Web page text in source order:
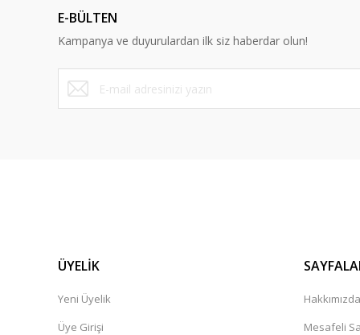
Ürün bilgilerinde hatalar bulunuyor.
Ürün fiyatı diğer sitelerden daha pahalı.
Bu ürüne benzer farklı alternatifler olmalı.
E-BÜLTEN
Kampanya ve duyurulardan ilk siz haberdar olun!
ÜYELİK
Yeni Üyelik
Üye Girişi
Hakkımızda
Mesafeli